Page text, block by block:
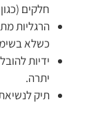
חלקים
הרגליות
כשלא
ידיות
יתרה.
תיק